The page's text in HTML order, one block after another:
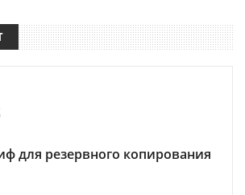
для резервного копирования